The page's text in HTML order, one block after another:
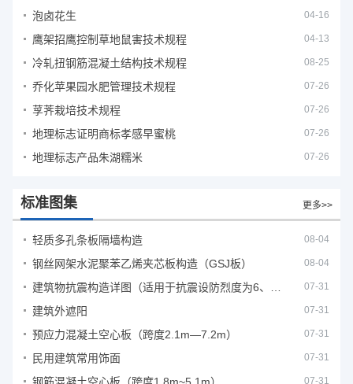
泡卤花生 04-16
鹰架招鹰控制草地鼠害技术规程 04-13
冷轧扭钢筋混凝土结构技术规程 08-25
乔化苹果园水肥管理技术规程 07-26
莩荠栽培技术规程 07-26
地理标志证明商标孝感早蜜桃 07-26
地理标志产品朱湖糯米 07-26
标准图集 更多>>
轻质多孔条板隔墙构造 08-04
钢丝网架水泥聚苯乙烯夹芯板构造（GSJ板） 08-04
07-31
建筑外遮阳 07-31
预应力混凝土空心板（跨度2.1m—7.2m） 07-31
民用建筑常用饰面 07-31
07-31